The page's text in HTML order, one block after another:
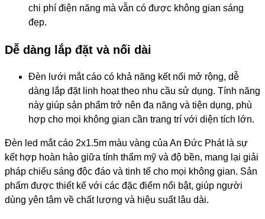
chi phí điện năng mà vẫn có được không gian sáng
đẹp.
Dễ dàng lắp đặt và nối dài
Đèn lưới mắt cáo có khả năng kết nối mở rộng, dễ
dàng lắp đặt linh hoạt theo nhu cầu sử dụng. Tính năng
này giúp sản phẩm trở nên đa năng và tiện dụng, phù
hợp cho mọi không gian cần trang trí với diện tích lớn.
Đèn led mắt cáo 2x1.5m màu vàng của An Đức Phát là sự
kết hợp hoàn hảo giữa tính thẩm mỹ và độ bền, mang lại giải
pháp chiếu sáng độc đáo và tinh tế cho mọi không gian. Sản
phẩm được thiết kế với các đặc điểm nổi bật, giúp người
dùng yên tâm về chất lượng và hiệu suất lâu dài.